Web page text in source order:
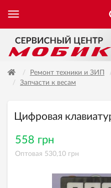
Ремонт техники и ЗИП
Запчасти к весам
Цифровая
558 грн
Оптовая 530,10 грн